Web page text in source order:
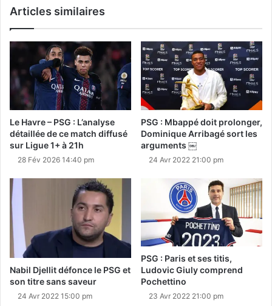
Articles similaires
Le Havre – PSG : L’analyse
détaillée de ce match diffusé
sur Ligue 1+ à 21h
28 Fév 2026 14:40 pm
PSG : Mbappé doit prolonger,
Dominique Arribagé sort les
arguments ￼
24 Avr 2022 21:00 pm
Nabil Djellit défonce le PSG et
son titre sans saveur
24 Avr 2022 15:00 pm
PSG : Paris et ses titis,
Ludovic Giuly comprend
Pochettino
23 Avr 2022 21:00 pm